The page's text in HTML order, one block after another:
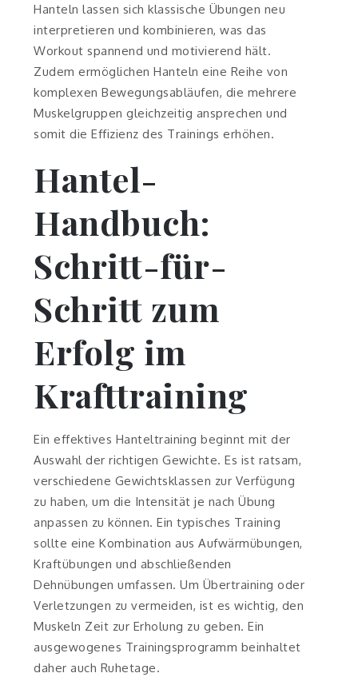
Hanteln lassen sich klassische Übungen neu
interpretieren und kombinieren, was das
Workout spannend und motivierend hält.
Zudem ermöglichen Hanteln eine Reihe von
komplexen Bewegungsabläufen, die mehrere
Muskelgruppen gleichzeitig ansprechen und
somit die Effizienz des Trainings erhöhen.
Hantel-
Handbuch:
Schritt-für-
Schritt zum
Erfolg im
Krafttraining
Ein effektives Hanteltraining beginnt mit der
Auswahl der richtigen Gewichte. Es ist ratsam,
verschiedene Gewichtsklassen zur Verfügung
zu haben, um die Intensität je nach Übung
anpassen zu können. Ein typisches Training
sollte eine Kombination aus Aufwärmübungen,
Kraftübungen und abschließenden
Dehnübungen umfassen. Um Übertraining oder
Verletzungen zu vermeiden, ist es wichtig, den
Muskeln Zeit zur Erholung zu geben. Ein
ausgewogenes Trainingsprogramm beinhaltet
daher auch Ruhetage.